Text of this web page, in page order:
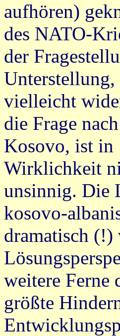
aufhören)
des NATO-
der
vielleicht
die Frage
Kosovo, ist in
Wirklichkeit
unsinnig. Die
kosovo-
dramatisch (!)
weitere Ferne
größte